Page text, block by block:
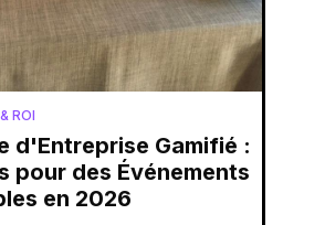
ROI
d'Entreprise Gamifié :
pour des Événements
en 2026